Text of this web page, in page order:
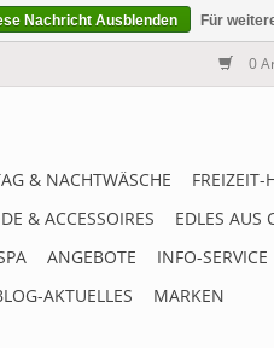
0
& NACHTWÄSCHE FREIZEIT-
& ACCESSOIRES EDLES AUS
ANGEBOTE INFO-SERVICE
AKTUELLES MARKEN
Nachricht Ausblenden Für